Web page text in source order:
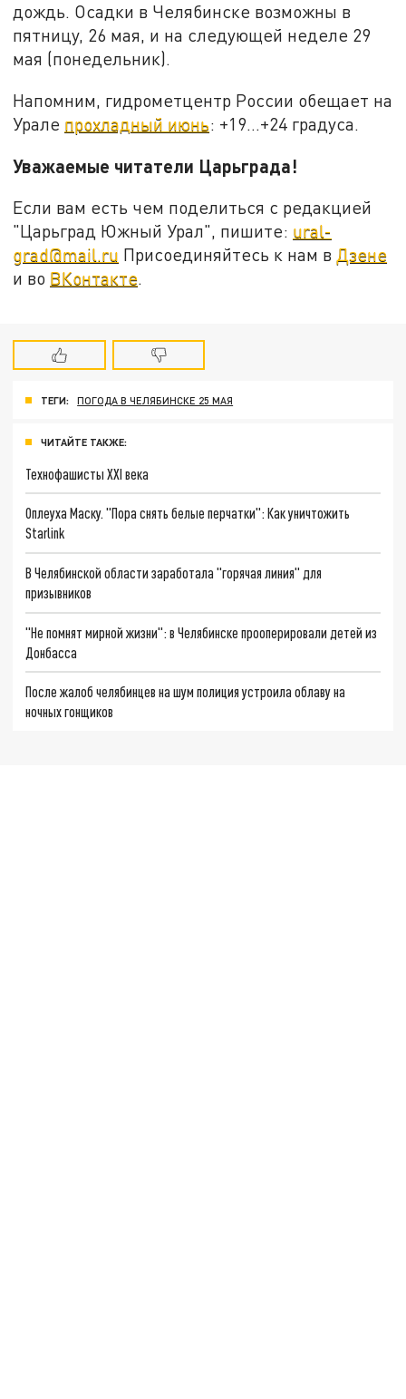
дождь. Осадки в Челябинске возможны в
пятницу, 26 мая, и на следующей неделе 29
мая (понедельник).
Напомним, гидрометцентр России обещает на
Урале прохладный июнь: +19…+24 градуса.
Уважаемые читатели Царьграда!
Если вам есть чем поделиться с редакцией
"Царьград Южный Урал", пишите: ural-
grad@mail.ru Присоединяйтесь к нам в Дзене
и во ВКонтакте.
ТЕГИ: ПОГОДА В ЧЕЛЯБИНСКЕ 25 МАЯ
ЧИТАЙТЕ ТАКЖЕ:
Технофашисты XXI века
Оплеуха Маску. "Пора снять белые перчатки": Как уничтожить
Starlink
В Челябинской области заработала "горячая линия" для
призывников
"Не помнят мирной жизни": в Челябинске прооперировали детей из
Донбасса
После жалоб челябинцев на шум полиция устроила облаву на
ночных гонщиков